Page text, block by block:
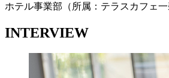
ホテル事業部（所属：テラスカフェ
INTERVIEW